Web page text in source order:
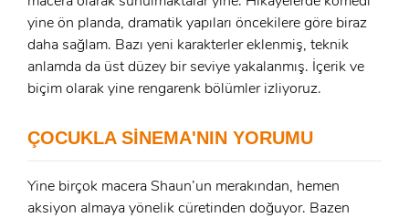
GIRIŞ YAP
E-Posta:
Şifre:
Ad Soyad:
E-Posta:
yine ön planda, dramatik yapıları öncekilere göre biraz
daha sağlam. Bazı yeni karakterler eklenmiş, teknik
anlamda da üst düzey bir seviye yakalanmış. İçerik ve
biçim olarak yine rengarenk bölümler izliyoruz.
ÇOCUKLA SİNEMA'NIN YORUMU
Yine birçok macera Shaun’un merakından, hemen
aksiyon almaya yönelik cüretinden doğuyor. Bazen